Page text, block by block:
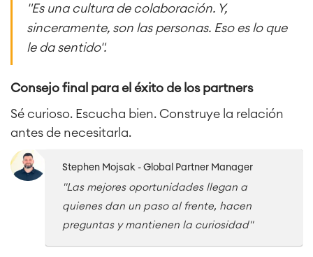
"Es una cultura de colaboración. Y,
sinceramente, son las personas. Eso es lo que
le da sentido".
Consejo final para el éxito de los partners
Sé curioso. Escucha bien. Construye la relación
antes de necesitarla.
Stephen Mojsak - Global Partner Manager
"Las mejores oportunidades llegan a
quienes dan un paso al frente, hacen
preguntas y mantienen la curiosidad"